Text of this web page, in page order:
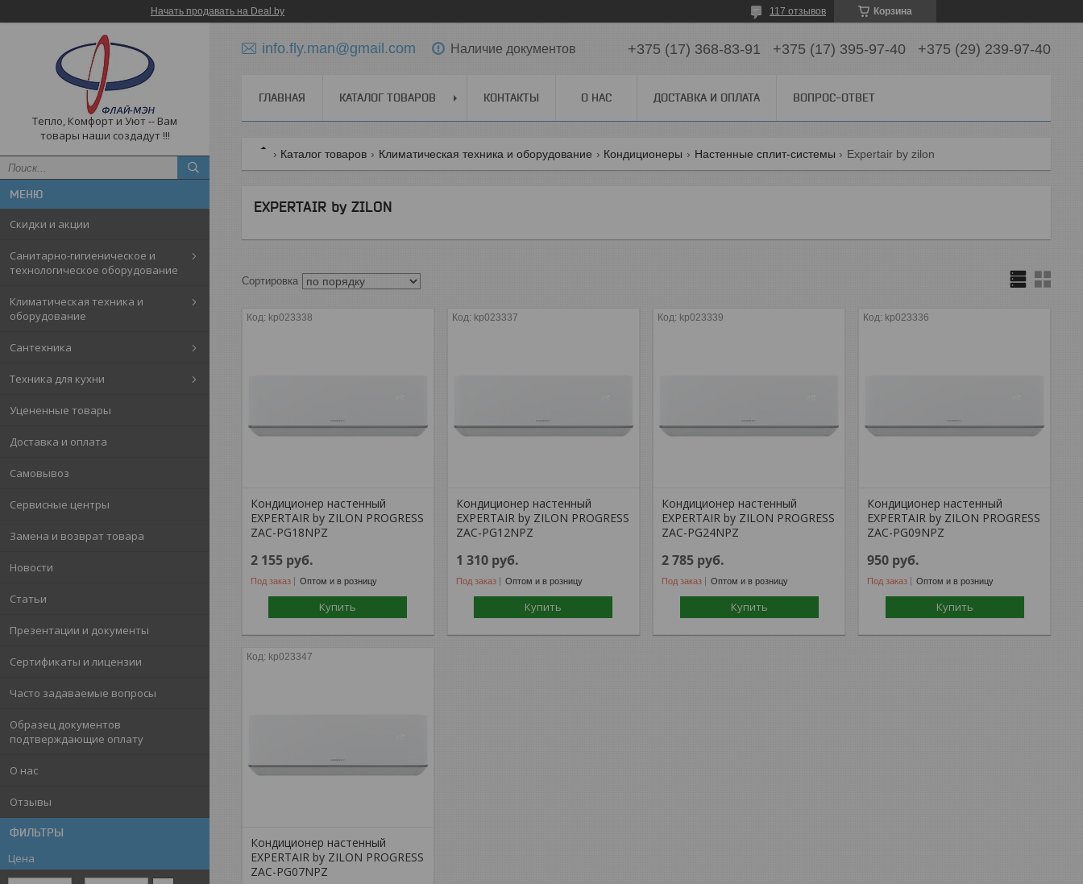
Начать продавать на Deal.by Корзина
117 отзывов
Тепло, Комфорт и Уют -- Вам
товары наши создадут !!!
Скидки и акции
Санитарно-гигиеническое и
технологическое оборудование
Климатическая техника и
оборудование
Cантехника
Техника для кухни
Уцененные товары
Доставка и оплата
Самовывоз
Сервисные центры
Замена и возврат товара
Новости
Статьи
Презентации и документы
Сертификаты и лицензии
Часто задаваемые вопросы
Образец документов
подтверждающие оплату
О нас
Отзывы
ФИЛЬТРЫ
Цена
info.fly.man@gmail.com Наличие документов +375 (17) 368-83-91 +375 (17) 395-97-40 +375 (29) 239-97-40
ГЛАВНАЯ КАТАЛОГ ТОВАРОВ КОНТАКТЫ О НАС ДОСТАВКА И ОПЛАТА ВОПРОС-ОТВЕТ
Каталог товаров Климатическая техника и оборудование Кондиционеры Настенные сплит-системы Expertair by zilon
EXPERTAIR by ZILON
kp023338
Кондиционер настенный
EXPERTAIR by ZILON PROGRESS
ZAC-PG18NPZ
2 155 руб.
Под заказ Оптом и в розницу
Купить
kp023337
Кондиционер настенный
EXPERTAIR by ZILON PROGRESS
ZAC-PG12NPZ
1 310 руб.
Под заказ Оптом и в розницу
Купить
kp023339
Кондиционер настенный
EXPERTAIR by ZILON PROGRESS
ZAC-PG24NPZ
2 785 руб.
Под заказ Оптом и в розницу
Купить
kp023336
Кондиционер настенный
EXPERTAIR by ZILON PROGRESS
ZAC-PG09NPZ
950 руб.
Под заказ Оптом и в розницу
Купить
kp023347
Кондиционер настенный
EXPERTAIR by ZILON PROGRESS
ZAC-PG07NPZ